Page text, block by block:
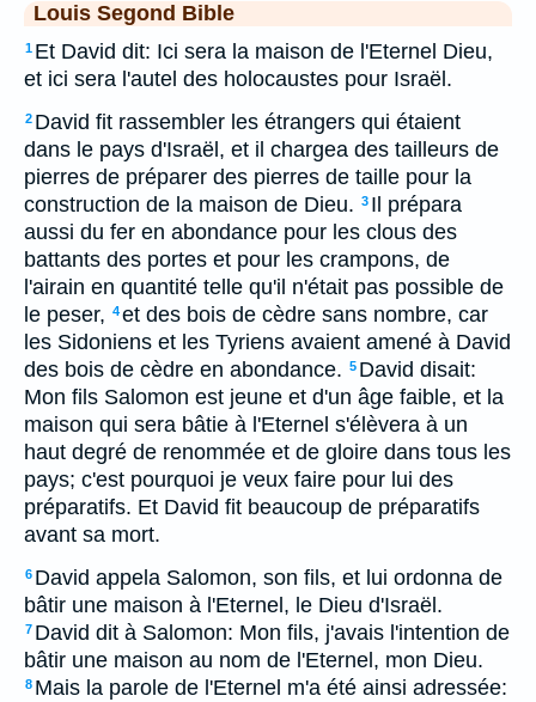
Louis Segond Bible
1 Et David dit: Ici sera la maison de l'Eternel Dieu,
et ici sera l'autel des holocaustes pour Israël.
2 David fit rassembler les étrangers qui étaient
dans le pays d'Israël, et il chargea des tailleurs de
pierres de préparer des pierres de taille pour la
construction de la maison de Dieu. 3 Il prépara
aussi du fer en abondance pour les clous des
battants des portes et pour les crampons, de
l'airain en quantité telle qu'il n'était pas possible de
le peser, 4et des bois de cèdre sans nombre, car
les Sidoniens et les Tyriens avaient amené à David
des bois de cèdre en abondance. 5 David disait:
Mon fils Salomon est jeune et d'un âge faible, et la
maison qui sera bâtie à l'Eternel s'élèvera à un
haut degré de renommée et de gloire dans tous les
pays; c'est pourquoi je veux faire pour lui des
préparatifs. Et David fit beaucoup de préparatifs
avant sa mort.
6 David appela Salomon, son fils, et lui ordonna de
bâtir une maison à l'Eternel, le Dieu d'Israël.
7 David dit à Salomon: Mon fils, j'avais l'intention de
bâtir une maison au nom de l'Eternel, mon Dieu.
8 Mais la parole de l'Eternel m'a été ainsi adressée: